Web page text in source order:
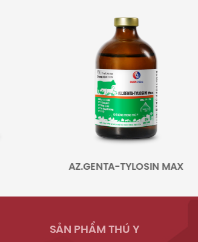
AZ.GENTA-TYLOSIN MAX
SẢN PHẨM THÚ Y